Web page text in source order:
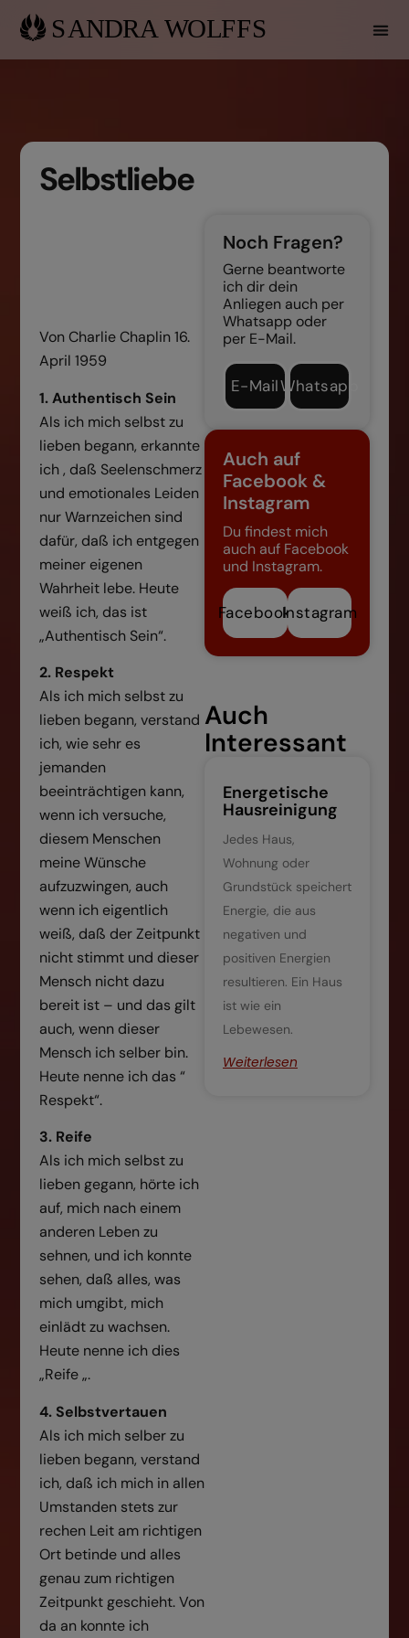
Selbstliebe
Von Charlie Chaplin 16.
April 1959
1. Authentisch Sein
Als ich mich selbst zu
lieben begann, erkannte
ich , daß Seelenschmerz
und emotionales Leiden
nur Warnzeichen sind
dafür, daß ich entgegen
meiner eigenen
Wahrheit lebe. Heute
weiß ich, das ist
„Authentisch Sein“.
2. Respekt
Als ich mich selbst zu
lieben begann, verstand
ich, wie sehr es
jemanden
beeinträchtigen kann,
wenn ich versuche,
diesem Menschen
meine Wünsche
aufzuzwingen, auch
wenn ich eigentlich
weiß, daß der Zeitpunkt
nicht stimmt und dieser
Mensch nicht dazu
bereit ist – und das gilt
auch, wenn dieser
Mensch ich selber bin.
Heute nenne ich das “
Respekt“.
3. Reife
Als ich mich selbst zu
lieben gegann, hörte ich
auf, mich nach einem
anderen Leben zu
sehnen, und ich konnte
sehen, daß alles, was
mich umgibt, mich
einlädt zu wachsen.
Heute nenne ich dies
„Reife „.
4. Selbstvertauen
Als ich mich selber zu
lieben begann, verstand
ich, daß ich mich in allen
Umstanden stets zur
rechen Leit am richtigen
Ort betinde und alles
genau zum richtigen
Zeitpunkt geschieht. Von
da an konnte ich
Noch Fragen?
Gerne beantworte
ich dir dein
Anliegen auch per
Whatsapp oder
per E-Mail.
E-MailWhatsapp
Auch auf
Facebook &
Instagram
Du findest mich
auch auf Facebook
und Instagram.
FacebookInstagram
Auch
Interessant
Energetische
Hausreinigung
Jedes Haus,
Wohnung oder
Grundstück speichert
Energie, die aus
negativen und
positiven Energien
resultieren. Ein Haus
ist wie ein
Lebewesen.
Weiterlesen